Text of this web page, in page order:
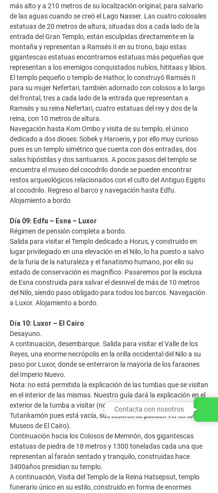
más alto y a 210 metros de su localización original, para salvarlo
de las aguas cuando se creó el Lago Nasser. Las cuatro colosales
estatuas de 20 metros de altura, situadas dos a cada lado de la
entrada del Gran Templo, están esculpidas directamente en la
montaña y representan a Ramsés II en su trono, bajo estas
gigantescas estatuas encontramos estatuas más pequeñas que
representan a los enemigos conquistados nubios, hititaas y libios.
El templo pequeño o templo de Hathor, lo construyó Ramsés II
para su mujer Nefertari, también adornado con colosos a lo largo
del frontal, tres a cada lado de la entrada que representan a
Ramsés y su reina Nefertari, cuatro estatuas del rey y dos de la
reina, con 10 metros de altura.
Navegación hasta Kom Ombo y visita de su templo, el único
dedicado a dos dioses: Sobek y Haroeris, y por ello muy curioso
pues es un templo simétrico que cuenta con dos entradas, dos
salas hipóstilas y dos santuarios. A pocos pasos del templo se
encuentra el museo del cocodrilo donde se pueden encontrar
restos arqueológicos relacionados con el culto del Antiguo Egipto
al cocodrilo. Regreso al barco y navegación hasta Edfu.
Alojamiento a bordo
Día 09: Edfu – Esna – Luxor
Régimen de pensión completa a bordo.
Salida para visitar el Templo dedicado a Horus, y construido en
lugar privilegiado en una elevación en el Nilo, lo ha puesto a salvo
de la furia de la naturaleza y el fanatismo humano, por ello su
estado de conservación es magnífico. Pasaremos por la esclusa
de Esna construida para salvar el desnivel de más de 10 metros
del Nilo, siendo paso obligado para todos los barcos. Navegación
a Luxor. Alojamiento a bordo.
Día 10: Luxor – El Cairo
Desayuno.
A continuación, desembarque. Salida para visitar el Valle de los
Reyes, una enorme necrópolis en la orilla occidental del Nilo a su
paso por Luxor, donde se enterraron la mayoría de los faraones
del Imperio Nuevo.
Nota: no está permitida la explicación de las tumbas que se visitan
en el interior de las mismas. Nuestro guía dará la explicación en el
exterior de la tumba a visitar (no se incluye la Tumba de
Tutankamón pues está vacía, sus tesoros se pueden ver en los
Museos de El Cairo).
Continuación hacia los Colosos de Memnón, dos gigantescas
estatuas de piedra de 18 metros y 1300 toneladas cada una que
representan al faraón sentado y tranquilo, construidas hace
3400años presidian su templo.
A continuación, Visita del Templo de la Reina Hatsepsut, templo
funerario único en su estilo, construido en forma de enormes
Contacta con nosotros